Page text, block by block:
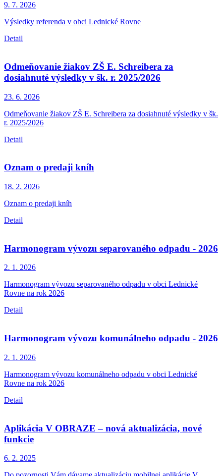
9. 7. 2026
Výsledky referenda v obci Lednické Rovne
Detail
Odmeňovanie žiakov ZŠ E. Schreibera za
dosiahnuté výsledky v šk. r. 2025/2026
23. 6. 2026
Odmeňovanie žiakov ZŠ E. Schreibera za dosiahnuté výsledky v šk.
r. 2025/2026
Detail
Oznam o predaji kníh
18. 2. 2026
Oznam o predaji kníh
Detail
Harmonogram vývozu separovaného odpadu - 2026
2. 1. 2026
Harmonogram vývozu separovaného odpadu v obci Lednické
Rovne na rok 2026
Detail
Harmonogram vývozu komunálneho odpadu - 2026
2. 1. 2026
Harmonogram vývozu komunálneho odpadu v obci Lednické
Rovne na rok 2026
Detail
Aplikácia V OBRAZE – nová aktualizácia, nové
funkcie
6. 2. 2025